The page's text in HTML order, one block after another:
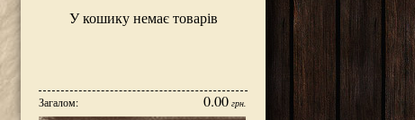
У кошику немає товарів
Загалом: 0.00 грн.